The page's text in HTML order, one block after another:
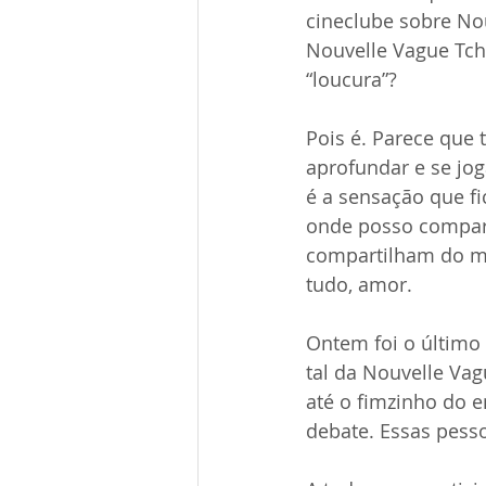
cineclube sobre
Nouvelle Vague
“loucura”?
Pois é. Parece
aprofundar e se
é a sensação que
onde posso
compartilham do
tudo, amor.
Ontem foi o último
tal da Nouvelle
até o fimzinho do
debate. Essas